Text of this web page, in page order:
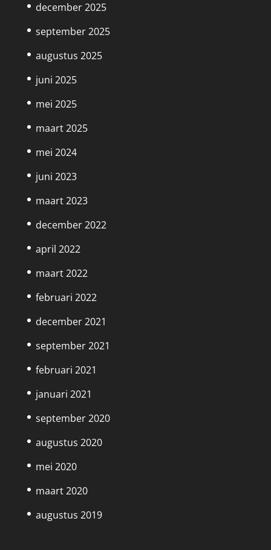
december 2025
september 2025
augustus 2025
juni 2025
mei 2025
maart 2025
mei 2024
juni 2023
maart 2023
december 2022
april 2022
maart 2022
februari 2022
december 2021
september 2021
februari 2021
januari 2021
september 2020
augustus 2020
mei 2020
maart 2020
augustus 2019